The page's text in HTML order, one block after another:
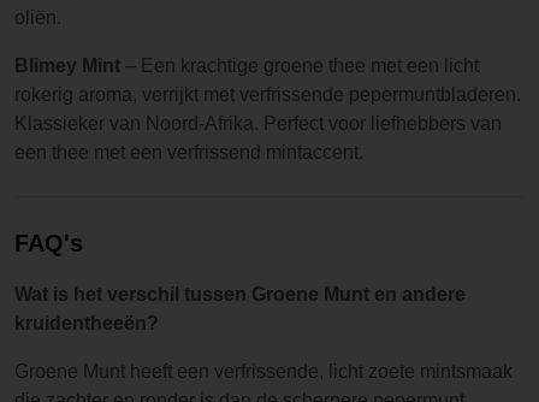
oliën.
Blimey Mint – Een krachtige groene thee met een licht
rokerig aroma, verrijkt met verfrissende pepermuntbladeren.
Klassieker van Noord-Afrika. Perfect voor liefhebbers van
een thee met een verfrissend mintaccent.
FAQ's
Wat is het verschil tussen Groene Munt en andere
kruidentheeën?
Groene Munt heeft een verfrissende, licht zoete mintsmaak